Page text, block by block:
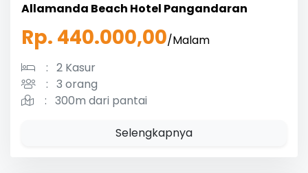
Allamanda Beach Hotel Pangandaran
Rp. 440.000,00/Malam
: 2 Kasur
: 3 orang
: 300m dari pantai
Selengkapnya